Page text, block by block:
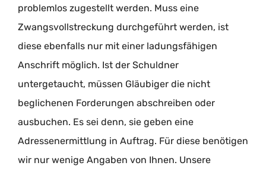
problemlos zugestellt werden. Muss eine
Zwangsvollstreckung durchgeführt werden, ist
diese ebenfalls nur mit einer ladungsfähigen
Anschrift möglich. Ist der Schuldner
untergetaucht, müssen Gläubiger die nicht
beglichenen Forderungen abschreiben oder
ausbuchen. Es sei denn, sie geben eine
Adressenermittlung in Auftrag. Für diese benötigen
wir nur wenige Angaben von Ihnen. Unsere